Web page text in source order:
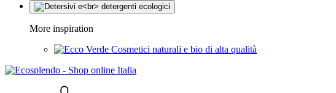
More inspiration
Cosmetici naturali e bio di alta qualità